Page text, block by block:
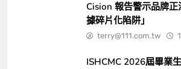
Cision 報告警示品牌
據碎片化陷阱」
terry@111.com.tw
ISHCMC 2026屆畢業